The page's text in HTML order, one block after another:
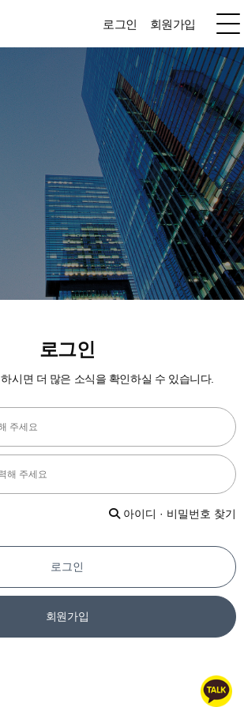
로그인 회원가입
로그인
시면 더 많은 소식을 확인하실 수 있습니다.
아이디 · 비밀번호 찾기
로그인
회원가입